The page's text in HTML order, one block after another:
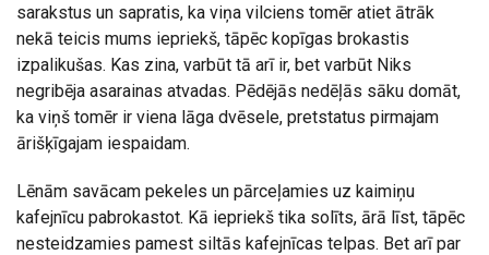
sarakstus un sapratis, ka viņa vilciens tomēr atiet ātrāk
nekā teicis mums iepriekš, tāpēc kopīgas brokastis
izpalikušas. Kas zina, varbūt tā arī ir, bet varbūt Niks
negribēja asarainas atvadas. Pēdējās nedēļās sāku domāt,
ka viņš tomēr ir viena lāga dvēsele, pretstatus pirmajam
ārišķīgajam iespaidam.
Lēnām savācam pekeles un pārceļamies uz kaimiņu
kafejnīcu pabrokastot. Kā iepriekš tika solīts, ārā līst, tāpēc
nesteidzamies pamest siltās kafejnīcas telpas. Bet arī par